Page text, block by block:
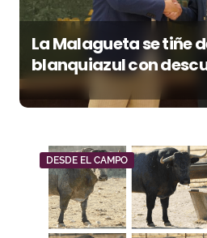
La Malagueta se tiñe
blanquiazul con
y una corrida
Málaga CF
DESDE EL CAMPO